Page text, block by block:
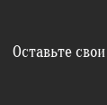
Оставьте